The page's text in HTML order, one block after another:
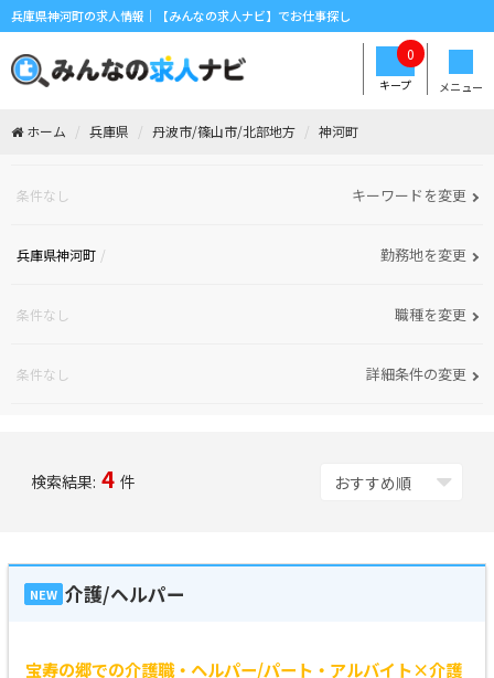
兵庫県神河町の求人情報｜【みんなの求人ナビ】でお仕事探し
メニュー
キープ
0
ホーム 兵庫県 丹波市/篠山市/北部地方 神河町
条件なし キーワードを変更
兵庫県神河町 勤務地を変更
条件なし 職種を変更
条件なし 詳細条件の変更
検索結果: 4 件
NEW 介護/ヘルパー
宝寿の郷での介護職・ヘルパー/パート・アルバイト×介護